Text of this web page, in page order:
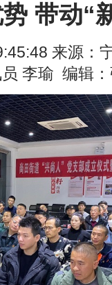
带动“
来源：
员 李瑜 编辑